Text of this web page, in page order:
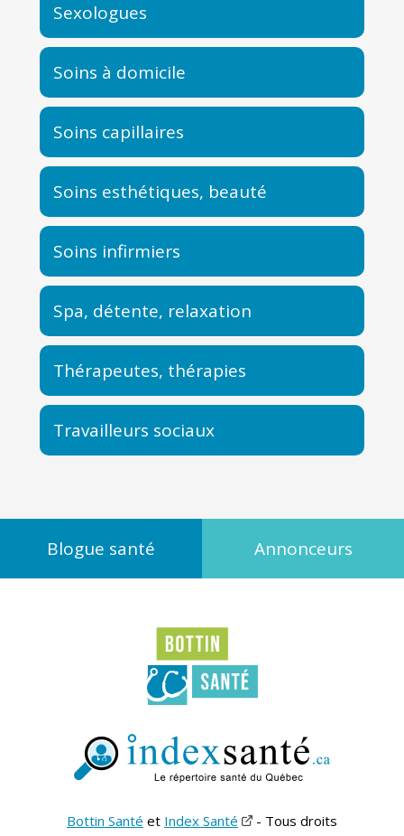
Sexologues
Soins à domicile
Soins capillaires
Soins esthétiques, beauté
Soins infirmiers
Spa, détente, relaxation
Thérapeutes, thérapies
Travailleurs sociaux
Blogue santé Annonceurs
Bottin Santé et Index Santé - Tous droits